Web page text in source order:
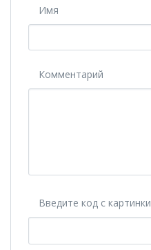
Имя
Комментарий
Введите код с картинки